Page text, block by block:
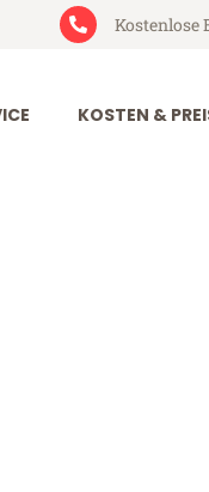
Kostenlose
KOSTEN &